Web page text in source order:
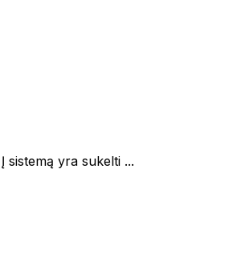
sistemą yra sukelti ...